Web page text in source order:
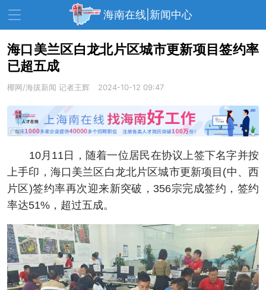
海南在线|新闻中心
资讯中心
教育 健康 房产
生活 演出 活动
展会 走读海南 周末去哪儿
海口美兰区白龙北片区城市更新项目签约率
已超五成
椰网/海拔新闻 记者王辉 2024-10-12 09:47
10月11日，随着一位居民在协议上签下名字并按
上手印，海口美兰区白龙北片区城市更新项目(中、西
片区)签约率再次迎来新突破，356宗完成签约，签约
率达51%，超过五成。